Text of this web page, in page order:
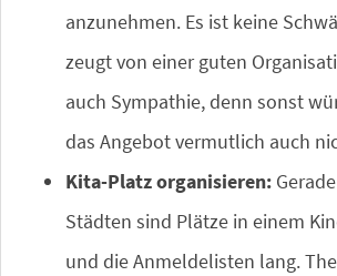
anzunehmen. Es ist keine
zeugt von einer guten
auch Sympathie, denn sonst
das Angebot vermutlich auch
Kita-Platz organisieren:
Städten sind Plätze in einem
und die Anmeldelisten lang.